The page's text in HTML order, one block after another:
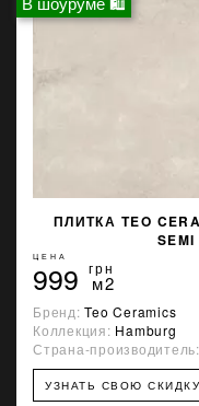
ПЛИТКА TEO
ЦЕНА
999 грн
м2
Бренд:Teo Ceramics
Коллекция: Hamburg
Страна-производитель:
УЗНАТЬ СВОЮ СКИДКУ